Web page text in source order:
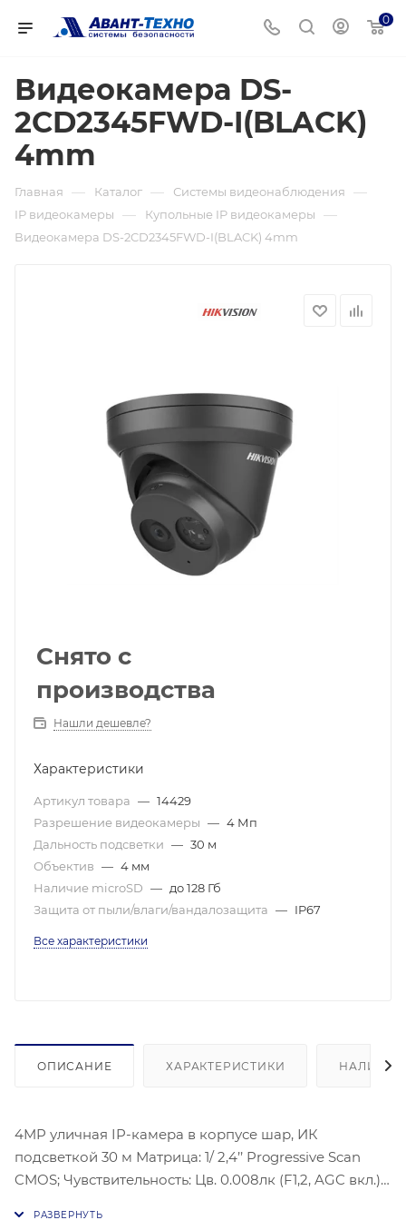
0
Видеокамера DS-
2CD2345FWD-I(BLACK)
4mm
Главная — Каталог — Системы видеонаблюдения —
IP видеокамеры — Купольные IP видеокамеры —
Видеокамера DS-2CD2345FWD-I(BLACK) 4mm
Снято с
производства
Нашли дешевле?
Характеристики
Артикул товара — 14429
Разрешение видеокамеры — 4 Мп
Дальность подсветки — 30 м
Объектив — 4 мм
Наличие microSD — до 128 Гб
Защита от пыли/влаги/вандалозащита — IP67
Все характеристики
ОПИСАНИЕ ХАРАКТЕРИСТИКИ НАЛИЧИЕ
4MP уличная IP-камера в корпусе шар, ИК
подсветкой 30 м Матрица: 1/ 2,4’’ Progressive Scan
CMOS; Чувствительность: Цв. 0.008лк (F1,2, AGC вкл.),